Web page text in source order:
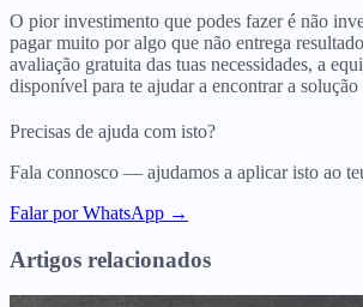
O pior investimento que podes fazer é não
pagar muito por algo que não entrega
avaliação gratuita das tuas necessidades, a
disponível para te ajudar a encontrar a
Precisas de ajuda com isto?
Fala connosco — ajudamos a aplicar isto ao
Falar por WhatsApp →
Artigos relacionados